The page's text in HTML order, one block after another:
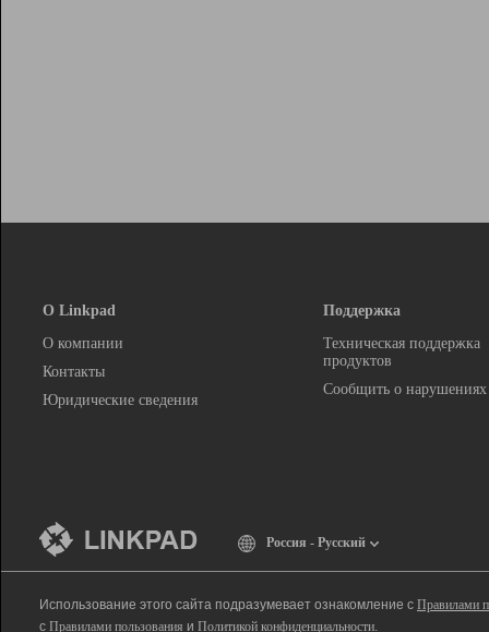
О Linkpad
О компании
Контакты
Юридические сведения
Поддержка
Техническая поддержка
продуктов
Сообщить о нарушениях
Россия - Русский
Использование этого сайта подразумевает ознакомление с Правилами
с Правилами пользования и Политикой конфиденциальности.